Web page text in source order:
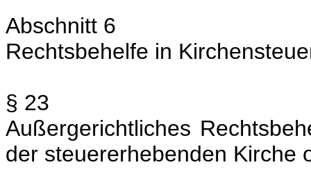
Abschnitt 6
Rechtsbehelfe in
§ 23
Außergerichtliches
der steuererhebenden Kirche